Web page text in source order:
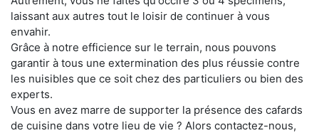
laissant aux autres tout le loisir de continuer à vous
envahir.
Grâce à notre efficience sur le terrain, nous pouvons
garantir à tous une extermination des plus réussie contre
les nuisibles que ce soit chez des particuliers ou bien des
experts.
Vous en avez marre de supporter la présence des cafards
de cuisine dans votre lieu de vie ? Alors contactez-nous,